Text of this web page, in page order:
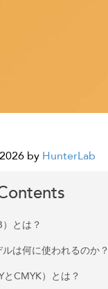
by HunterLab
とは？
は何に使われるのか？
CMYK）とは？